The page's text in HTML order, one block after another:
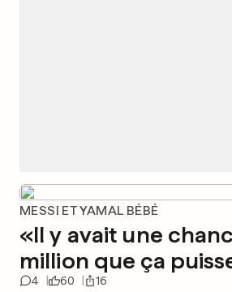
MESSI ET YAMAL BÉBÉ
«Il y avait une
million que ça
4 60 16